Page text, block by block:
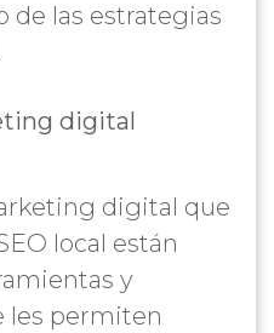
de las estrategias
digital
digital que
local están
y
les permiten